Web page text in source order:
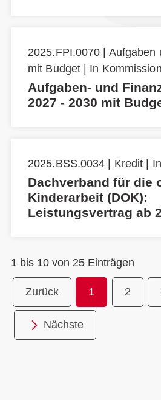
2025.FPI.0070 | Aufgaben
mit Budget | In Kommission
Aufgaben- und
2027 - 2030 mit
2025.BSS.0034 | Kredit |
Dachverband für die
Kinderarbeit (DOK):
Leistungsvertrag ab
1 bis 10 von 25 Einträgen
Zurück 1 2
Nächste